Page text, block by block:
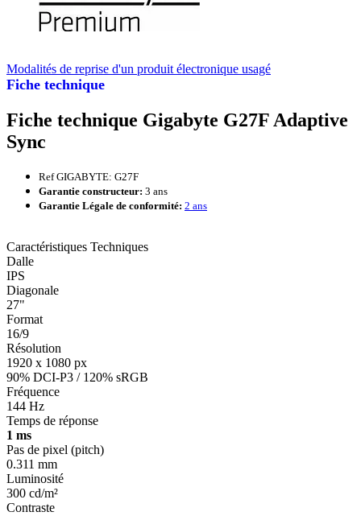
Fiche technique
Modalités de reprise d'un produit électronique usagé
Fiche technique Gigabyte G27F Adaptive
Sync
Ref GIGABYTE: G27F
Garantie constructeur: 3 ans
Garantie Légale de conformité: 2 ans
Caractéristiques Techniques
Dalle
IPS
Diagonale
27"
Format
16/9
Résolution
1920 x 1080 px
90% DCI-P3 / 120% sRGB
Fréquence
144 Hz
Temps de réponse
1 ms
Pas de pixel (pitch)
0.311 mm
Luminosité
300 cd/m²
Contraste